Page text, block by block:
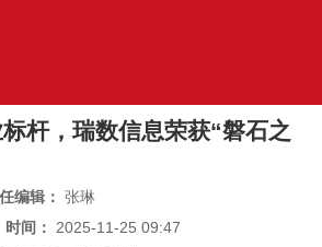
杆，瑞数信息荣获“磐石之
编辑： 张琳
时间： 2025-11-25 09:47